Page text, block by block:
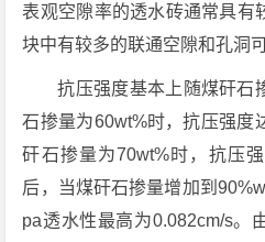
表观空隙率的透水砖通常具有
块中有较多的联通空隙和孔洞
抗压强度基本上随煤矸石
石掺量为60wt%时，抗压强度
矸石掺量为70wt%时，抗压
后，当煤矸石掺量增加到
pa透水性最高为0.082cm/s。